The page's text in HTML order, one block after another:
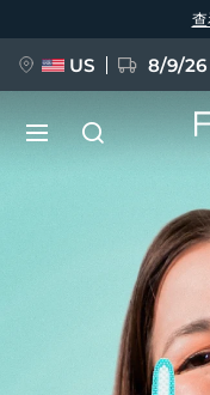
US 8/9/26
FAQ™ Pure
BREAKING NEWS
Français